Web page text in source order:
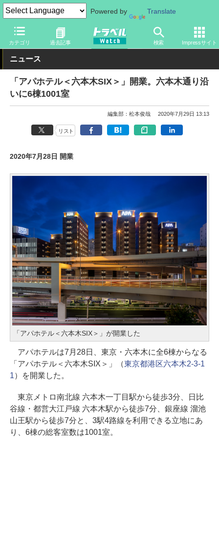
Powered by Translate
カテゴリ 過去記事 検索 Impressサイト
トラベル Watch 地域 国内旅行 東京
ニュース
「アパホテル＜六本木SIX＞」開業。六本木通り沿
いに6棟1001室
編集部：松本俊哉 2020年7月29日 13:13
リスト
2020年7月28日 開業
「アパホテル＜六本木SIX＞」が開業した
アパホテルは7月28日、東京・六本木に全6棟からなる
「アパホテル＜六本木SIX＞」（東京都港区六本木2-3-1
1）を開業した。
東京メトロ南北線 六本木一丁目駅から徒歩3分、日比
谷線・都営大江戸線 六本木駅から徒歩7分、銀座線 溜池
山王駅から徒歩7分と、3駅4路線を利用できる立地にあ
り、6棟の総客室数は1001室。